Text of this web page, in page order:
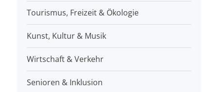
Tourismus, Freizeit & Ökologie
Kunst, Kultur & Musik
Wirtschaft & Verkehr
Senioren & Inklusion